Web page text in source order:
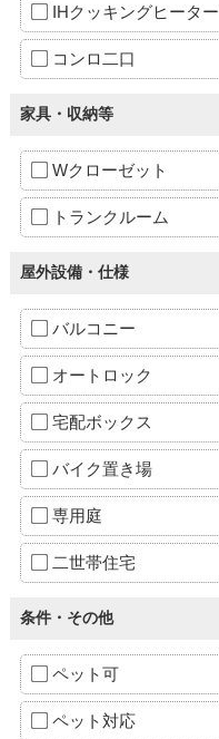
IHクッキングヒーター
コンロ二口
家具・収納等
Wクローゼット
トランクルーム
屋外設備・仕様
バルコニー
オートロック
宅配ボックス
バイク置き場
専用庭
二世帯住宅
条件・その他
ペット可
ペット対応